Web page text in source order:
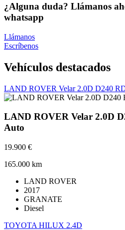
¿Alguna duda? Llámanos
whatsapp
Llámanos
Escríbenos
Vehículos destacados
LAND ROVER Velar 2.0D D240
LAND ROVER Velar 2.0D
Auto
19.900 €
165.000 km
LAND ROVER
2017
GRANATE
Diesel
TOYOTA HILUX 2.4D